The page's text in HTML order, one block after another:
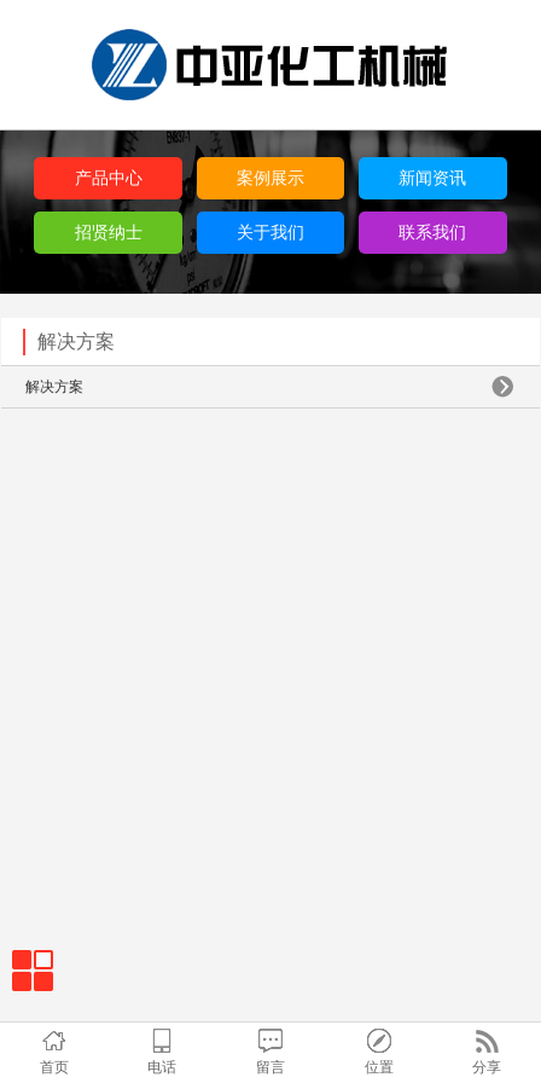
产品中心 案例展示 新闻资讯
招贤纳士 关于我们 联系我们
解决方案
解决方案
首页 电话 留言 位置 分享